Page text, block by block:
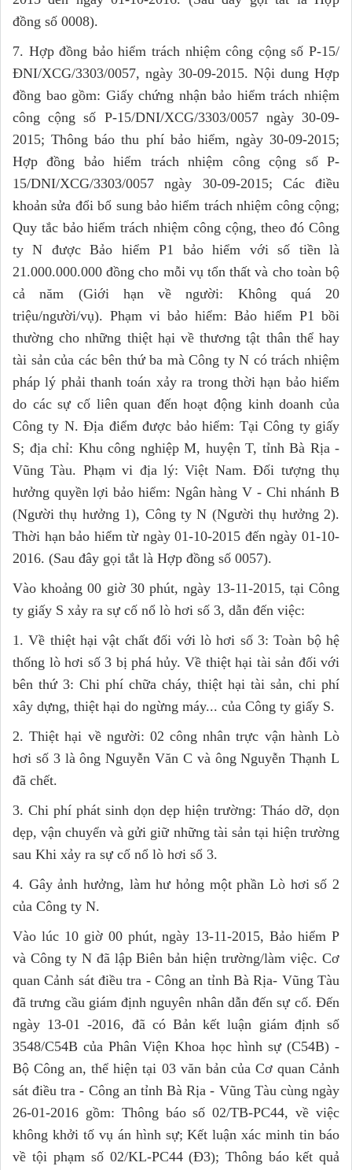
đồng số 0008).
7. Hợp đồng bảo hiểm trách nhiệm công cộng số P-15/
ĐNI/XCG/3303/0057, ngày 30-09-2015. Nội dung Hợp
đồng bao gồm: Giấy chứng nhận bảo hiểm trách nhiệm
công cộng số P-15/DNI/XCG/3303/0057 ngày 30-09-
2015; Thông báo thu phí bảo hiểm, ngày 30-09-2015;
Hợp đồng bảo hiểm trách nhiệm công cộng số P-
15/DNI/XCG/3303/0057 ngày 30-09-2015; Các điều
khoản sửa đổi bổ sung bảo hiểm trách nhiệm công cộng;
Quy tắc bảo hiểm trách nhiệm công cộng, theo đó Công
ty N được Bảo hiểm P1 bảo hiểm với số tiền là
21.000.000.000 đồng cho mỗi vụ tổn thất và cho toàn bộ
cả năm (Giới hạn về người: Không quá 20
triệu/người/vụ). Phạm vi bảo hiểm: Bảo hiểm P1 bồi
thường cho những thiệt hại về thương tật thân thể hay
tài sản của các bên thứ ba mà Công ty N có trách nhiệm
pháp lý phải thanh toán xảy ra trong thời hạn bảo hiểm
do các sự cố liên quan đến hoạt động kinh doanh của
Công ty N. Địa điểm được bảo hiểm: Tại Công ty giấy
S; địa chỉ: Khu công nghiệp M, huyện T, tỉnh Bà Rịa -
Vũng Tàu. Phạm vi địa lý: Việt Nam. Đối tượng thụ
hưởng quyền lợi bảo hiểm: Ngân hàng V - Chi nhánh B
(Người thụ hưởng 1), Công ty N (Người thụ hưởng 2).
Thời hạn bảo hiểm từ ngày 01-10-2015 đến ngày 01-10-
2016. (Sau đây gọi tắt là Hợp đồng số 0057).
Vào khoảng 00 giờ 30 phút, ngày 13-11-2015, tại Công
ty giấy S xảy ra sự cố nổ lò hơi số 3, dẫn đến việc:
1. Về thiệt hại vật chất đối với lò hơi số 3: Toàn bộ hệ
thống lò hơi số 3 bị phá hủy. Về thiệt hại tài sản đối với
bên thứ 3: Chi phí chữa cháy, thiệt hại tài sản, chi phí
xây dựng, thiệt hại do ngừng máy... của Công ty giấy S.
2. Thiệt hại về người: 02 công nhân trực vận hành Lò
hơi số 3 là ông Nguyễn Văn C và ông Nguyễn Thạnh L
đã chết.
3. Chi phí phát sinh dọn dẹp hiện trường: Tháo dỡ, dọn
dẹp, vận chuyển và gửi giữ những tài sản tại hiện trường
sau Khi xảy ra sự cố nổ lò hơi sổ 3.
4. Gây ảnh hưởng, làm hư hỏng một phần Lò hơi số 2
của Công ty N.
Vào lúc 10 giờ 00 phút, ngày 13-11-2015, Bảo hiểm P
và Công ty N đã lập Biên bản hiện trường/làm việc. Cơ
quan Cảnh sát điều tra - Công an tỉnh Bà Rịa- Vũng Tàu
đã trưng cầu giám định nguyên nhân dẫn đến sự cố. Đến
ngày 13-01 -2016, đã có Bản kết luận giám định số
3548/C54B của Phân Viện Khoa học hình sự (C54B) -
Bộ Công an, thể hiện tại 03 văn bản của Cơ quan Cảnh
sát điều tra - Công an tỉnh Bà Rịa - Vũng Tàu cùng ngày
26-01-2016 gồm: Thông báo số 02/TB-PC44, về việc
không khởi tố vụ án hình sự; Kết luận xác minh tin báo
về tội phạm số 02/KL-PC44 (Đ3); Thông báo kết quả